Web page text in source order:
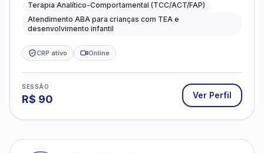
Terapia Analítico-Comportamental (TCC/ACT/FAP)
Atendimento ABA para crianças com TEA e
desenvolvimento infantil
CRP ativo Online
SESSÃO
R$ 90 Ver Perfil